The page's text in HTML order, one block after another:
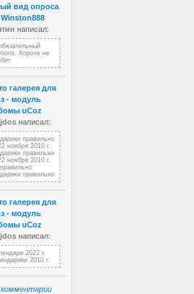
вид опроса
написал:
Короче не
галерея для
- модуль
uCoz
написал:
правильно
ноября 2010 г.
правильно
ноября 2010 г.
правильно
галерея для
- модуль
uCoz
написал:
2022 г.
2010 г.